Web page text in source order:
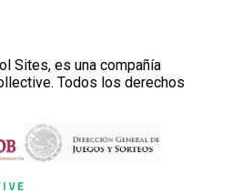
Sites, es una compañía
Todos los derechos